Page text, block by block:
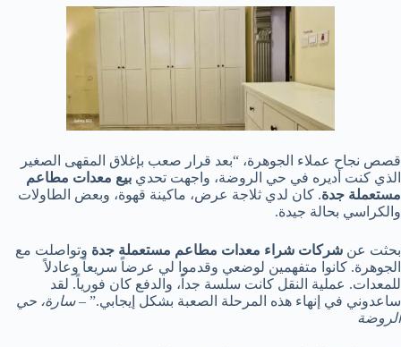
قصص نجاح عملاء الجوهرة، “بعد قرار صعب بإغلاق المقهى الصغير
الذي كنت أديره في حي الروضة، واجهت تحدي بيع معدات مطاعم
مستعملة جدة. كان لدي ثلاجة عرض، ماكينة قهوة، وبعض الطاولات
والكراسي بحالة جيدة.
بحثت عن شركات شراء معدات مطاعم مستعملة جدة وتواصلت مع
الجوهرة. كانوا متفهمين لوضعي وقدموا لي عرضاً سريعاً وعادلاً
للمعدات. عملية النقل كانت سلسة جداً، والدفع كان فورياً. لقد
ساعدوني في إنهاء هذه المرحلة الصعبة بشكل إيجابي.” –سارة، حي
الروضة